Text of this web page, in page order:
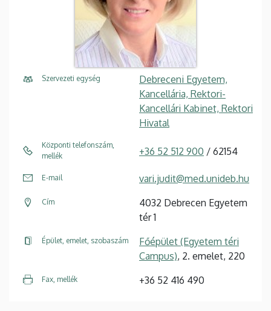
Szervezeti egység
Debreceni Egyetem,
Kancellária, Rektori-
Kancellári Kabinet, Rektori
Hivatal
Központi telefonszám,
mellék
+36 52 512 900 / 62154
E-mail vari.judit@med.unideb.hu
Cím
4032 Debrecen Egyetem
tér 1
Épület, emelet, szobaszám
Főépület (Egyetem téri
Campus), 2. emelet, 220
Fax, mellék +36 52 416 490